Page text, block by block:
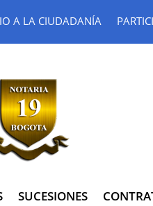
A LA CIUDADANÍA
SUCESIONES